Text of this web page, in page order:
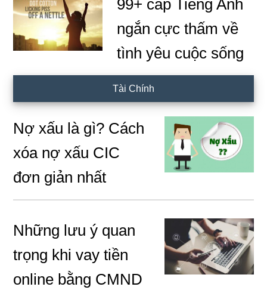
99+ cap Tiếng Anh
ngắn cực thấm về
tình yêu cuộc sống
Tài Chính
Nợ xấu là gì? Cách
xóa nợ xấu CIC
đơn giản nhất
Những lưu ý quan
trọng khi vay tiền
online bằng CMND